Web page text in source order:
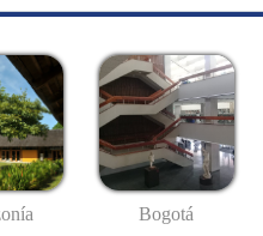
Bogotá